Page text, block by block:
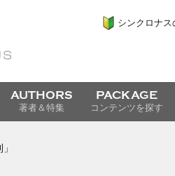
シンクロナ
AUTHORS
著者＆特集
PACKAGE
コンテンツを探す